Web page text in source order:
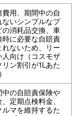
用、期間中の自
いシンプルなプ
消耗品交換、車
に必要な自賠責
ないため、リー
向け（コスモザ
ン割引が1Lあた
の自賠責保険や
定期点検料金、
マを維持するた